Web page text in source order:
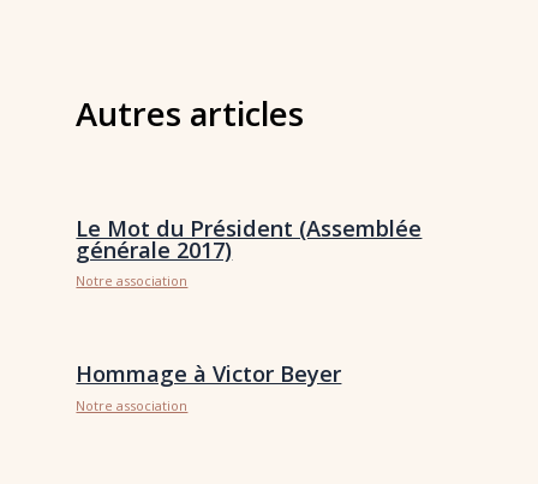
Autres articles
Le Mot du Président (Assemblée
générale 2017)
Notre association
Hommage à Victor Beyer
Notre association